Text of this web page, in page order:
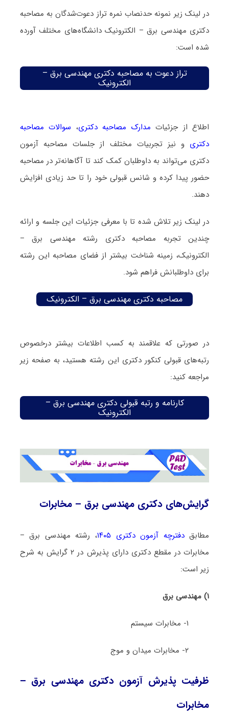
در لینک زیر نمونه حدنصاب نمره تراز دعوت‌شدگان به مصاحبه
دکتری مهندسی برق – الکترونیک دانشگاه‌های مختلف آورده
شده است:
تراز دعوت به مصاحبه دکتری مهندسی برق –
الکترونیک
اطلاع از جزئیات مدارک مصاحبه دکتری، سوالات مصاحبه
دکتری و نیز تجربیات مختلف از جلسات مصاحبه آزمون
دکتری می‌تواند به داوطلبان کمک کند تا آگاهانه‌تر در مصاحبه
حضور پیدا کرده و شانس قبولی خود را تا حد زیادی افزایش
دهند.
در لینک زیر تلاش شده تا با معرفی جزئیات این جلسه و ارائه
چندین تجربه مصاحبه دکتری رشته مهندسی برق –
الکترونیک، زمینه شناخت بیشتر از فضای مصاحبه این رشته
برای داوطلبانش فراهم شود.
مصاحبه دکتری مهندسی برق – الکترونیک
در صورتی که علاقمند به کسب اطلاعات بیشتر درخصوص
رتبه‌های قبولی کنکور دکتری این رشته هستید، به صفحه زیر
مراجعه کنید:
کارنامه و رتبه قبولی دکتری مهندسی برق –
الکترونیک
گرایش‌های دکتری مهندسی برق – مخابرات
مطابقدفترچه آزمون دکتری ۱۴۰۵
، رشته مهندسی برق –
مخابرات در مقطع دکتری دارای پذیرش در ۲ گرایش به شرح
زیر است:
۱) مهندسی برق
۱- مخابرات سیستم
۲- مخابرات میدان و موج
ظرفیت پذیرش آزمون دکتری مهندسی برق –
مخابرات